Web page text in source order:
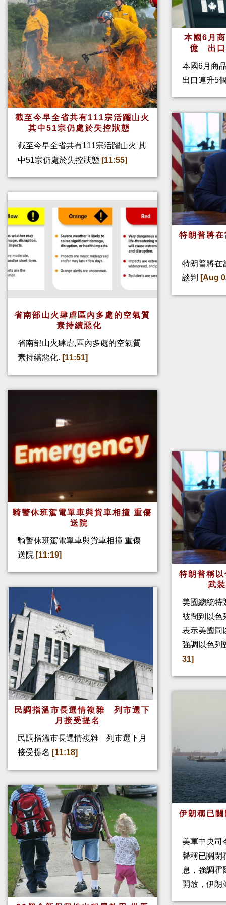
截至今早全省共有111宗活躍山火
其中51宗仍處於失控狀態
截至今早全省共有111宗活躍山火 其
中51宗仍處於失控狀態 [11:55]
省南部山火肆虐區內多處的空氣質
素持續惡化
省南部山火肆虐,區內多處的空氣質
素持續惡化. [11:51]
騎警休班駕電單車與貨車相撞 重傷
送院
騎警休班駕電單車與貨車相撞 重傷
送院 [11:19]
民調指溫市長選情複雜 列市選下
月接受提名
民調指溫市長選情複雜 列市選下月
接受提名 [11:18]
本國6月
億 出口
本國6月商
出口連升5
特朗普將
特朗普將在
談判
[Aug
特朗普稱
武
美國總統特
被問到以色
表示美國同
強調以色列
31]
伊朗稱已
美軍中央司
聲稱已關閉
息，強調霍
開放，伊